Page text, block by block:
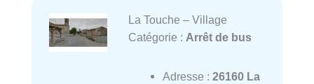
La Touche – Village
Catégorie : Arrêt de bus
Adresse : 26160 La